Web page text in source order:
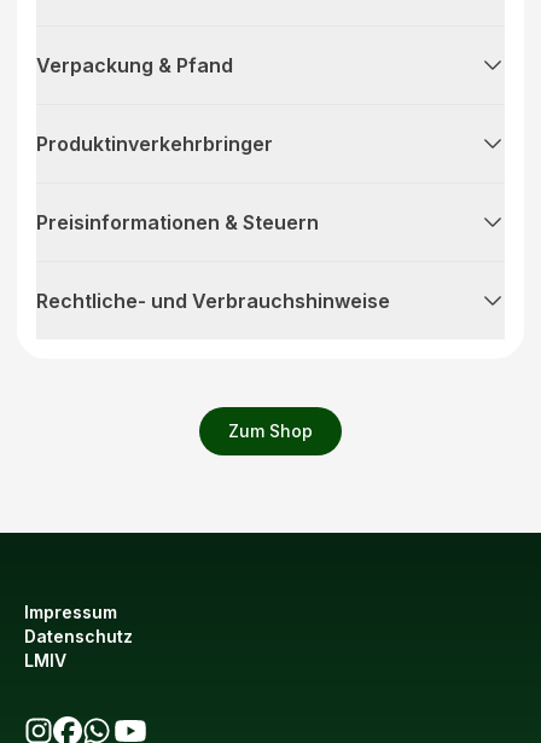
Zum Shop
Verpackung & Pfand
Produktinverkehrbringer
Preisinformationen & Steuern
Rechtliche- und Verbrauchshinweise
Impressum
Datenschutz
LMIV